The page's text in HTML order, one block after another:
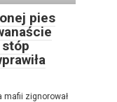
pies
stóp
zignorował